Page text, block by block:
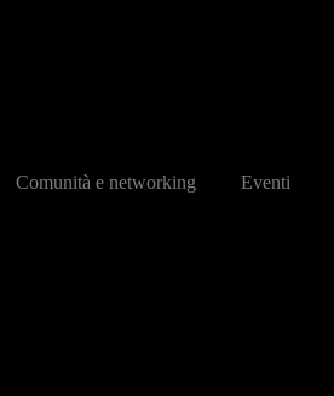
Comunità e networking Eventi